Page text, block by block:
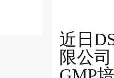
近日
限公